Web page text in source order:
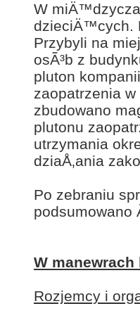
W
dzieciÄ™cych.
Przybyli na
osÃ³b z
pluton
zaopatrzenia
zbudowano
plutonu
utrzymania
dziaÅ‚ania
Po zebraniu
podsumowano
W manewrach
Rozjemcy i